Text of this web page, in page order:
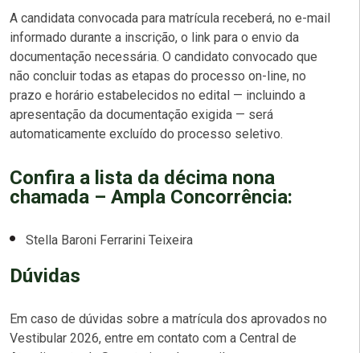
A candidata convocada para matrícula receberá, no e-mail
informado durante a inscrição, o link para o envio da
documentação necessária. O candidato convocado que
não concluir todas as etapas do processo on-line, no
prazo e horário estabelecidos no edital — incluindo a
apresentação da documentação exigida — será
automaticamente excluído do processo seletivo.
Confira a lista da décima nona
chamada – Ampla Concorrência:
Stella Baroni Ferrarini Teixeira
Dúvidas
Em caso de dúvidas sobre a matrícula dos aprovados no
Vestibular 2026, entre em contato com a Central de